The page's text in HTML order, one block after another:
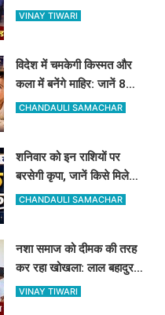
जलवा: 21 शील्ड पर कब्जा,
VINAY TIWARI
विदेश में चमकेगी किस्मत और
कला में बनेंगे माहिर: जानें 8
अगस्त को जन्मे बच्चों का जीवन
CHANDAULI SAMACHAR
शनिवार को इन राशियों पर
बरसेगी कृपा, जानें किसे मिलेगी
सफलता और किसे सावधानी की
CHANDAULI SAMACHAR
नशा समाज को दीमक की तरह
कर रहा खोखला: लाल बहादुर
शास्त्री कॉलेज में नशामुक्ति
VINAY TIWARI